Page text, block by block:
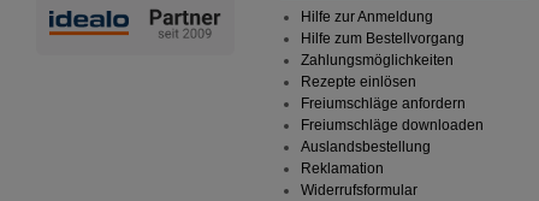
Hilfe zur Anmeldung
Hilfe zum Bestellvorgang
Zahlungsmöglichkeiten
Rezepte einlösen
Freiumschläge anfordern
Freiumschläge downloaden
Auslandsbestellung
Reklamation
Widerrufsformular